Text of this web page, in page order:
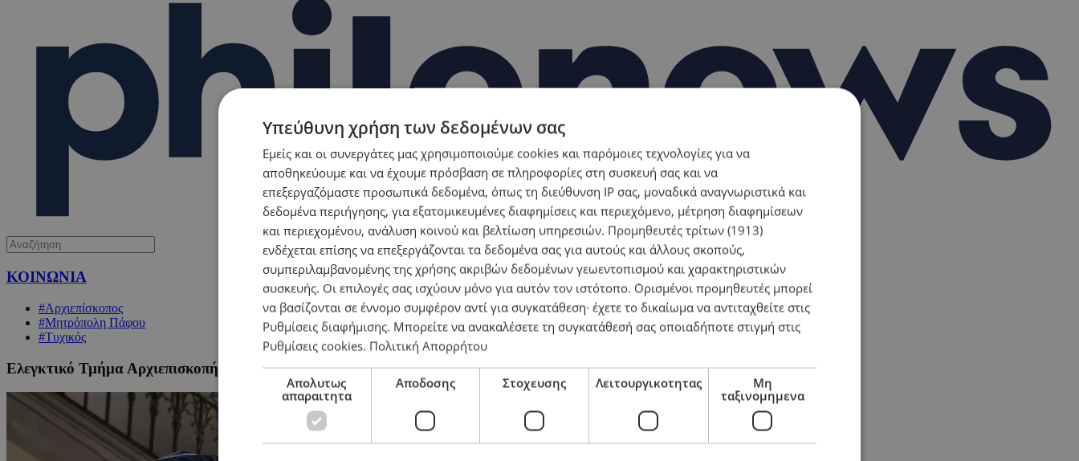
ΚΟΙΝΩΝΙΑ
#Αρχιεπίσκοπος
#Μητρόπολη Πάφου
#Τυχικός
Ελεγκτικό Τμήμα Αρχιεπισκοπής: Ανυπόστατες οι οικονομικές αναφορές του δικηγόρου του κ. Τυχικού
Υπεύθυνη χρήση των δεδομένων σας
Εμείς και οι συνεργάτες μας χρησιμοποιούμε cookies και παρόμοιες τεχνολογίες για να
αποθηκεύουμε και να έχουμε πρόσβαση σε πληροφορίες στη συσκευή σας και να
επεξεργαζόμαστε προσωπικά δεδομένα, όπως τη διεύθυνση IP σας, μοναδικά αναγνωριστικά και
δεδομένα περιήγησης, για εξατομικευμένες διαφημίσεις και περιεχόμενο, μέτρηση διαφημίσεων
και περιεχομένου, ανάλυση κοινού και βελτίωση υπηρεσιών. Προμηθευτές τρίτων (1913)
ενδέχεται επίσης να επεξεργάζονται τα δεδομένα σας για αυτούς και άλλους σκοπούς,
συμπεριλαμβανομένης της χρήσης ακριβών δεδομένων γεωεντοπισμού και χαρακτηριστικών
συσκευής. Οι επιλογές σας ισχύουν μόνο για αυτόν τον ιστότοπο. Ορισμένοι προμηθευτές μπορεί
να βασίζονται σε έννομο συμφέρον αντί για συγκατάθεση· έχετε το δικαίωμα να αντιταχθείτε στις
Ρυθμίσεις διαφήμισης. Μπορείτε να ανακαλέσετε τη συγκατάθεσή σας οποιαδήποτε στιγμή στις
Ρυθμίσεις cookies. Πολιτική Απορρήτου
Απολυτως
απαραιτητα
Αποδοσης Στοχευσης Λειτουργικοτητας
Μη
ταξινομημενα